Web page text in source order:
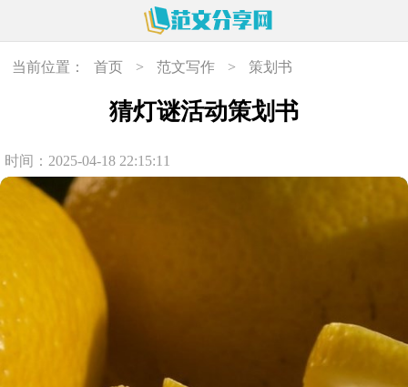
当前位置： 首页 > 范文写作 > 策划书
猜灯谜活动策划书
时间：2025-04-18 22:15:11